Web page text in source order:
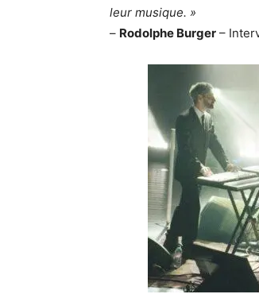
leur musique. »
– Rodolphe Burger –